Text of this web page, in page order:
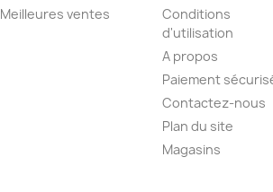
Meilleures ventes
Conditions
d'utilisation
A propos
Paiement
Contactez-nous
Plan du site
Magasins